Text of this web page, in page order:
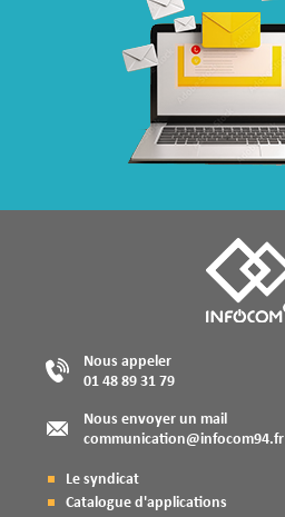
Nous appeler
01 48 89 31 79
Nous envoyer un mail
communication@infocom94.fr
Le syndicat
Catalogue d'applications